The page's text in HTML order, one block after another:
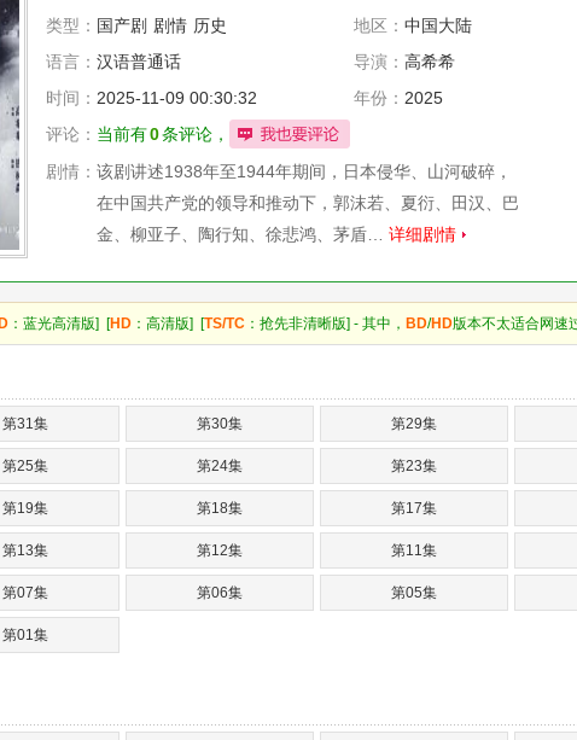
类型： 国产剧 剧情 历史 地区： 中国大陆
语言： 汉语普通话 导演： 高希希
时间： 2025-11-09 00:30:32 年份： 2025
评论： 当前有0条评论，
剧情： 该剧讲述1938年至1944年期间，日本侵华、山河破碎，
在中国共产党的领导和推动下，郭沫若、夏衍、田汉、巴
金、柳亚子、陶行知、徐悲鸿、茅盾… 详细剧情
：蓝光高清版] [HD ：高清版] [TS/TC ：抢先非清晰版] - 其中， BD/HD版本不太适合网速
第31集 第30集 第29集
第25集 第24集 第23集
第19集 第18集 第17集
第13集 第12集 第11集
第07集 第06集 第05集
第01集